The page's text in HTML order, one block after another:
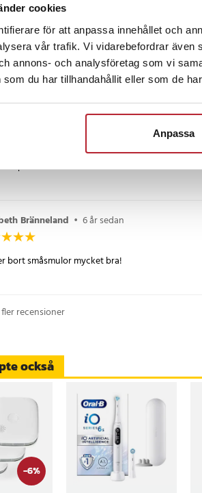
cookies
för att anpassa innehållet och
vår trafik. Vi vidarebefordrar även
annons- och analysföretag som vi
som du har tillhandahållit eller som de
Anpassa
• 6 år sedan
opraktisk
perfekt
Bränneland • 6 år sedan
bort småsmulor mycket bra!
recensioner
också
-6%